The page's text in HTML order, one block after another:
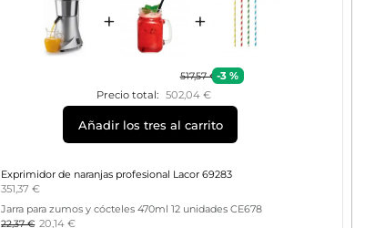
+ +
517,57 € -3 %
Precio total: 502,04 €
Añadir los tres al carrito
Exprimidor de naranjas profesional Lacor 69283
351,37 €
Jarra para zumos y cócteles 470ml 12 unidades CE678
22,37 € 20,14 €